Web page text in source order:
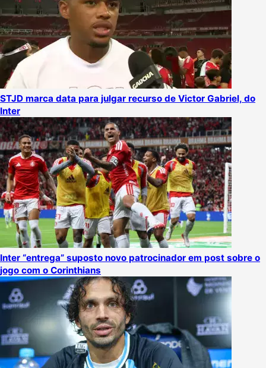
STJD marca data para julgar recurso de Victor Gabriel, do
Inter
Inter “entrega” suposto novo patrocinador em post sobre o
jogo com o Corinthians